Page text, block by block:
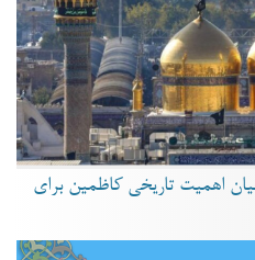
اهمیت تاریخی کاظمین برای